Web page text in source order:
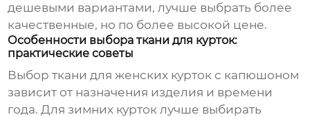
дешевыми вариантами, лучше выбрать более
качественные, но по более высокой цене.
Особенности выбора ткани для курток:
практические советы
Выбор ткани для женских курток с капюшоном
зависит от назначения изделия и времени
года. Для зимних курток лучше выбирать